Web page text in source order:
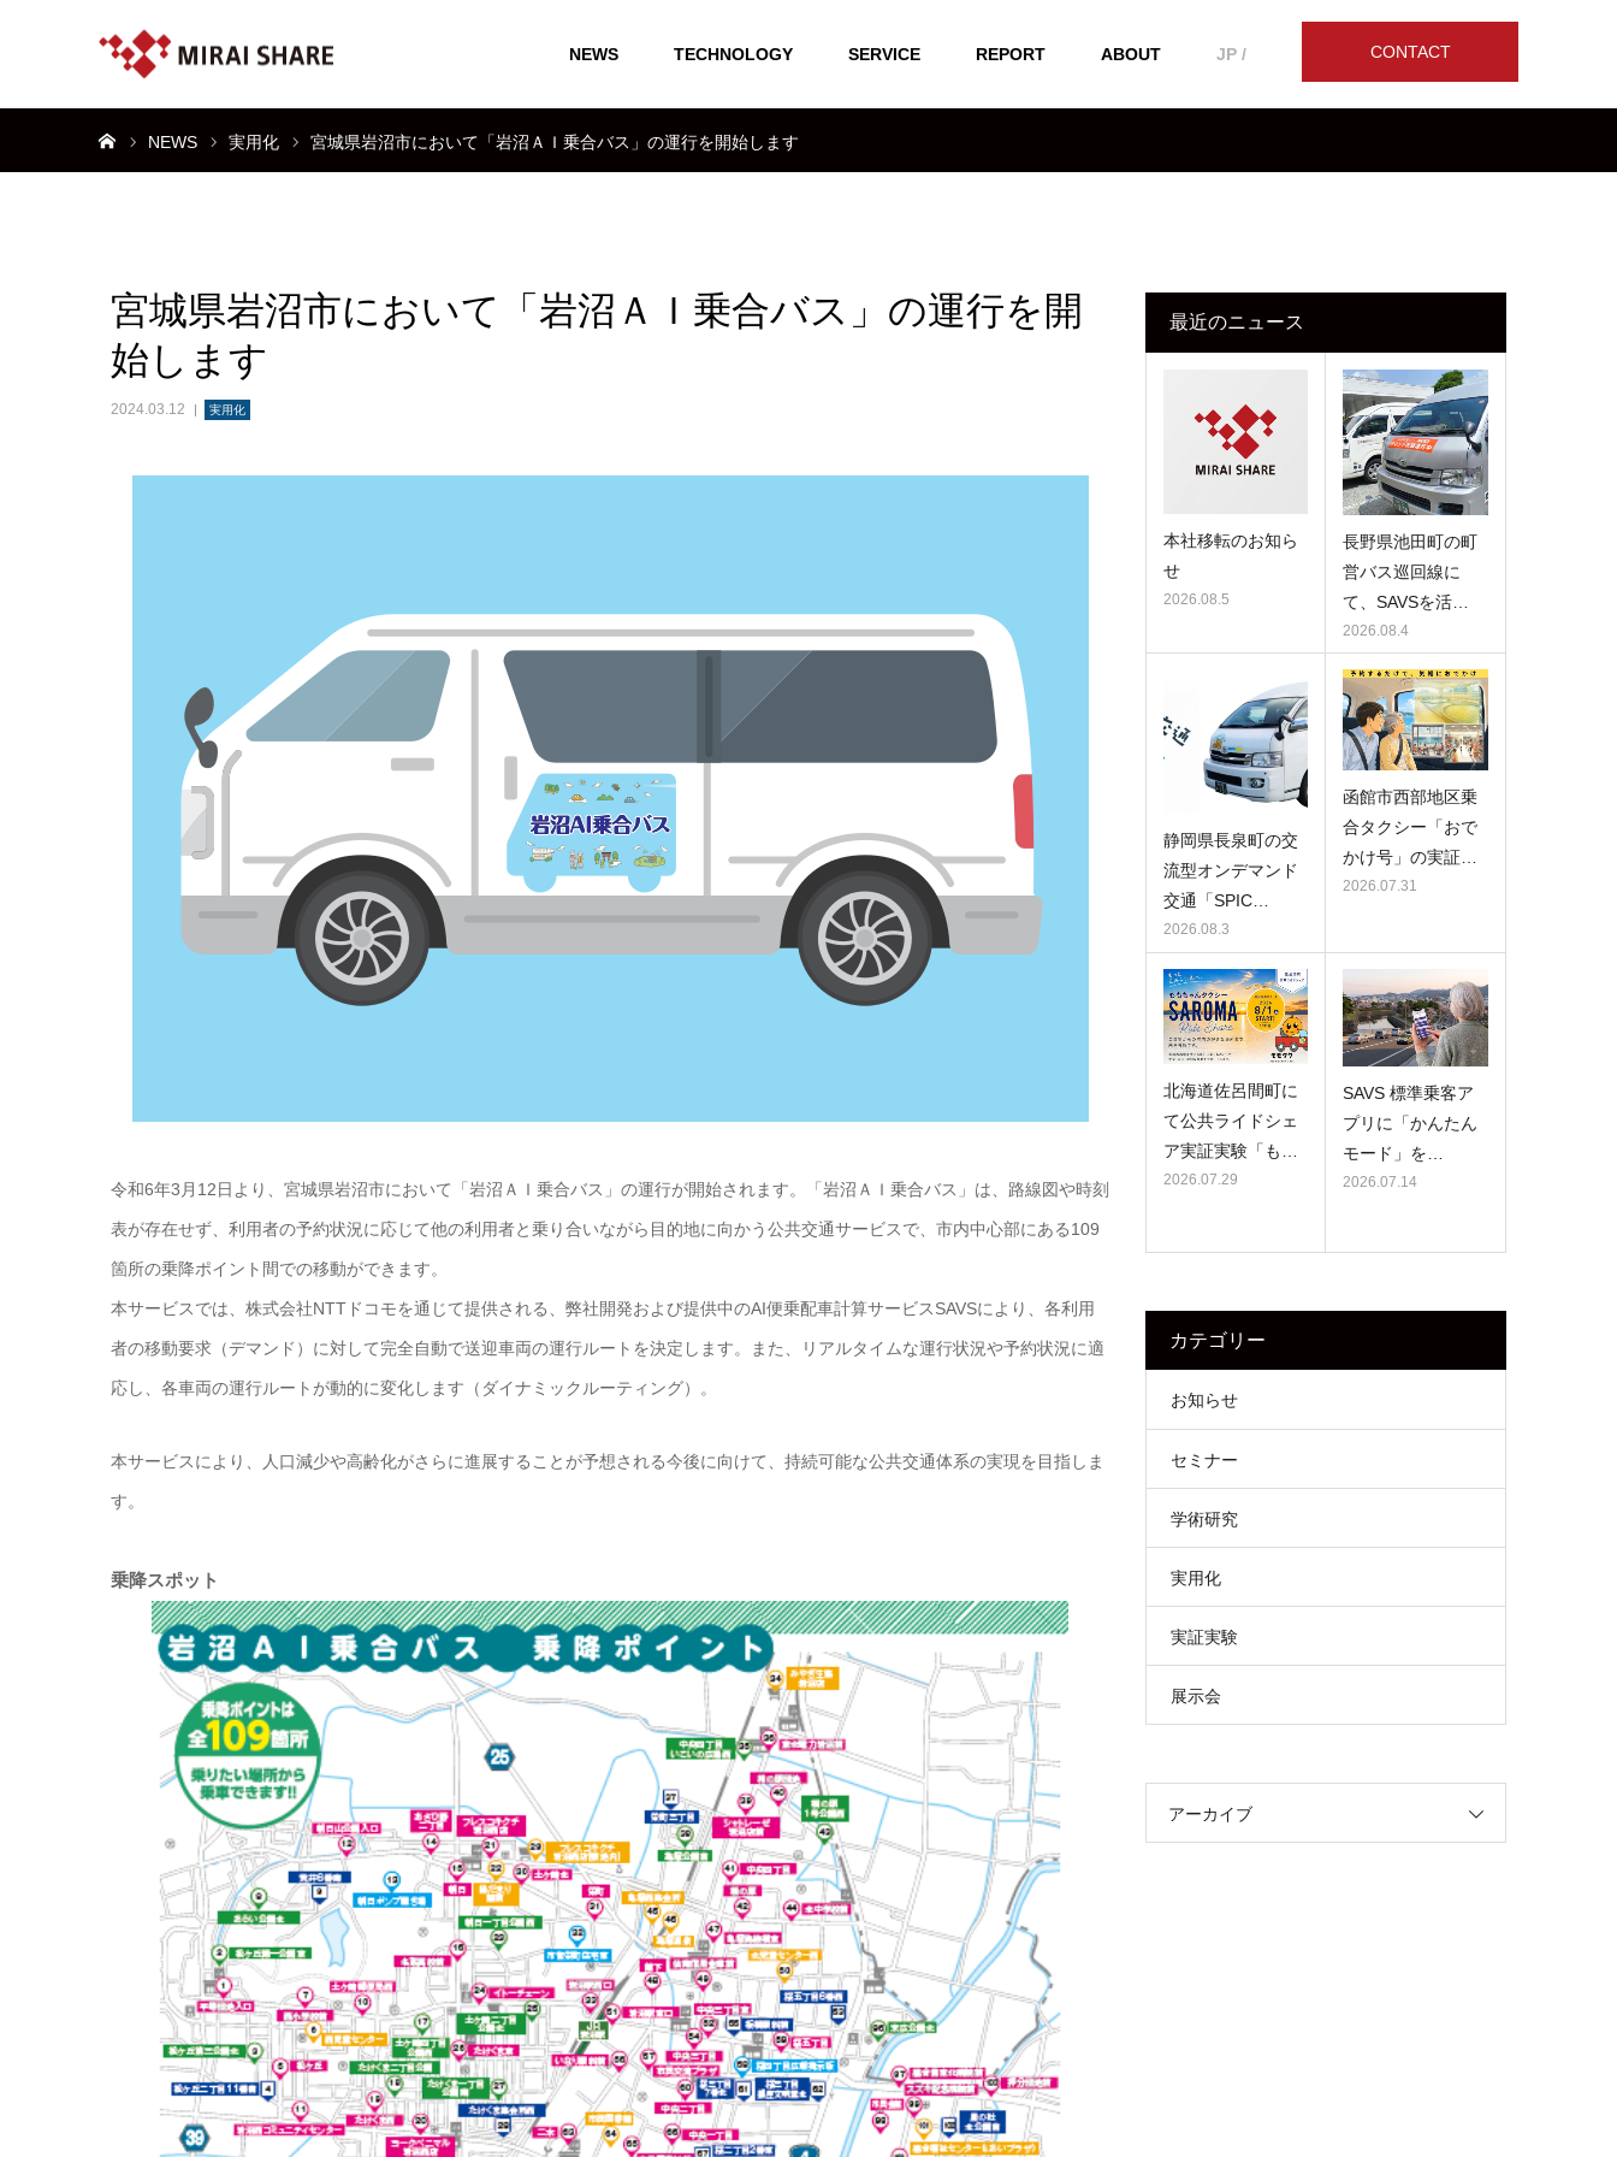
CONTACT
NEWS TECHNOLOGY SERVICE REPORT ABOUT JP /
NEWS 実用化 宮城県岩沼市において「岩沼ＡＩ乗合バス」の運行を開始します
宮城県岩沼市において「岩沼ＡＩ乗合バス」の運行を開
始します
2024.03.12 実用化
令和6年3月12日より、宮城県岩沼市において「岩沼ＡＩ乗合バス」の運行が開始されます。「岩沼ＡＩ乗合バス」は、路線図や時刻
表が存在せず、利用者の予約状況に応じて他の利用者と乗り合いながら目的地に向かう公共交通サービスで、市内中心部にある109
箇所の乗降ポイント間での移動ができます。
本サービスでは、株式会社NTTドコモを通じて提供される、弊社開発および提供中のAI便乗配車計算サービスSAVSにより、各利用
者の移動要求（デマンド）に対して完全自動で送迎車両の運行ルートを決定します。また、リアルタイムな運行状況や予約状況に適
応し、各車両の運行ルートが動的に変化します（ダイナミックルーティング）。
本サービスにより、人口減少や高齢化がさらに進展することが予想される今後に向けて、持続可能な公共交通体系の実現を目指しま
す。
乗降スポット
最近のニュース
本社移転のお知ら
せ
2026.08.5
長野県池田町の町
営バス巡回線に
て、SAVSを活…
2026.08.4
静岡県長泉町の交
流型オンデマンド
交通「SPIC…
2026.08.3
函館市西部地区乗
合タクシー「おで
かけ号」の実証…
2026.07.31
北海道佐呂間町に
て公共ライドシェ
ア実証実験「も…
2026.07.29
SAVS 標準乗客ア
プリに「かんたん
モード」を…
2026.07.14
カテゴリー
お知らせ
セミナー
学術研究
実用化
実証実験
展示会
アーカイブ